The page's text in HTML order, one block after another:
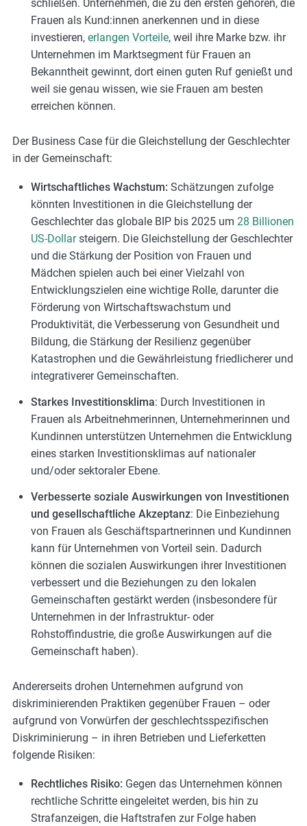
schließen. Unternehmen, die zu den ersten gehören, die
Frauen als Kund:innen anerkennen und in diese
investieren, erlangen Vorteile, weil ihre Marke bzw. ihr
Unternehmen im Marktsegment für Frauen an
Bekanntheit gewinnt, dort einen guten Ruf genießt und
weil sie genau wissen, wie sie Frauen am besten
erreichen können.
Der Business Case für die Gleichstellung der Geschlechter
in der Gemeinschaft:
Wirtschaftliches Wachstum: Schätzungen zufolge
könnten Investitionen in die Gleichstellung der
Geschlechter das globale BIP bis 2025 um 28 Billionen
US-Dollarsteigern. Die Gleichstellung der Geschlechter
und die Stärkung der Position von Frauen und
Mädchen spielen auch bei einer Vielzahl von
Entwicklungszielen eine wichtige Rolle, darunter die
Förderung von Wirtschaftswachstum und
Produktivität, die Verbesserung von Gesundheit und
Bildung, die Stärkung der Resilienz gegenüber
Katastrophen und die Gewährleistung friedlicherer und
integrativerer Gemeinschaften.
Starkes Investitionsklima: Durch Investitionen in
Frauen als Arbeitnehmerinnen, Unternehmerinnen und
Kundinnen unterstützen Unternehmen die Entwicklung
eines starken Investitionsklimas auf nationaler
und/oder sektoraler Ebene.
Verbesserte soziale Auswirkungen von Investitionen
und gesellschaftliche Akzeptanz: Die Einbeziehung
von Frauen als Geschäftspartnerinnen und Kundinnen
kann für Unternehmen von Vorteil sein. Dadurch
können die sozialen Auswirkungen ihrer Investitionen
verbessert und die Beziehungen zu den lokalen
Gemeinschaften gestärkt werden (insbesondere für
Unternehmen in der Infrastruktur- oder
Rohstoffindustrie, die große Auswirkungen auf die
Gemeinschaft haben).
Andererseits drohen Unternehmen aufgrund von
diskriminierenden Praktiken gegenüber Frauen – oder
aufgrund von Vorwürfen der geschlechtsspezifischen
Diskriminierung – in ihren Betrieben und Lieferketten
folgende Risiken:
Rechtliches Risiko: Gegen das Unternehmen können
rechtliche Schritte eingeleitet werden, bis hin zu
Strafanzeigen, die Haftstrafen zur Folge haben